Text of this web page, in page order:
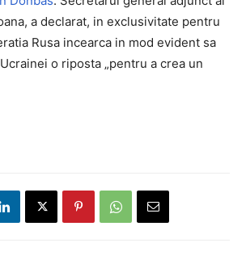
a declarat, in exclusivitate pentru
Rusa incearca in mod evident sa
o riposta „pentru a crea un